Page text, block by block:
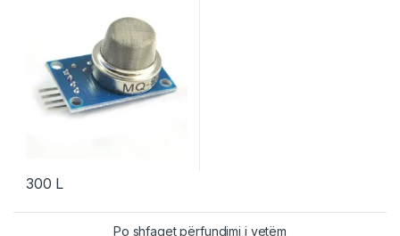
300 L
Po shfaqet përfundimi i vetëm